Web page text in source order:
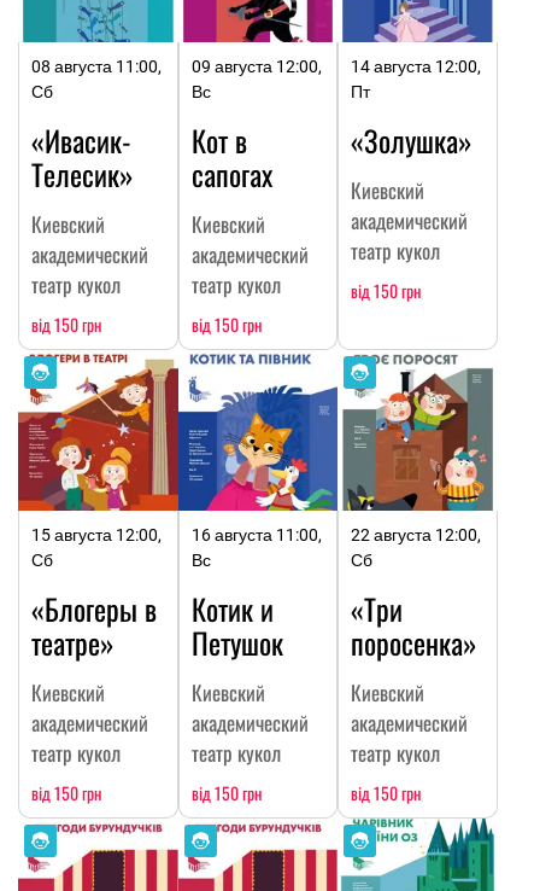
08 августа 11:00,
Сб
«Ивасик-
Телесик»
Киевский
академический
театр кукол
від 150 грн
09 августа 12:00,
Вс
Кот в
сапогах
Киевский
академический
театр кукол
від 150 грн
14 августа 12:00,
Пт
«Золушка»
Киевский
академический
театр кукол
від 150 грн
15 августа 12:00,
Сб
«Блогеры в
театре»
Киевский
академический
театр кукол
від 150 грн
16 августа 11:00,
Вс
Котик и
Петушок
Киевский
академический
театр кукол
від 150 грн
22 августа 12:00,
Сб
«Три
поросенка»
Киевский
академический
театр кукол
від 150 грн